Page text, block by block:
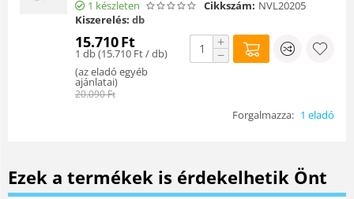
1 készleten Cikkszám: NVL20205
Kiszerelés: db
15.710Ft
1 db (15.710 Ft/ db)
(az eladó egyéb
ajánlatai)
20.090Ft
+
−
Forgalmazza: 1 eladó
Ezek a termékek is érdekelhetik Önt